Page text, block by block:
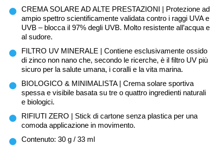
CREMA SOLARE AD ALTE PRESTAZIONI | Protezione ad
ampio spettro scientificamente validata contro i raggi UVA e
UVB – blocca il 97% degli UVB. Molto resistente all’acqua e
al sudore.
FILTRO UV MINERALE | Contiene esclusivamente ossido
di zinco non nano che, secondo le ricerche, è il filtro UV più
sicuro per la salute umana, i coralli e la vita marina.
BIOLOGICO & MINIMALISTA | Crema solare sportiva
spessa e visibile basata su tre o quattro ingredienti naturali
e biologici.
RIFIUTI ZERO | Stick di cartone senza plastica per una
comoda applicazione in movimento.
Contenuto: 30 g / 33 ml